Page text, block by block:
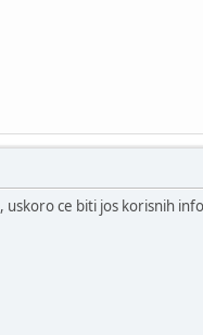
uskoro ce biti jos korisnih